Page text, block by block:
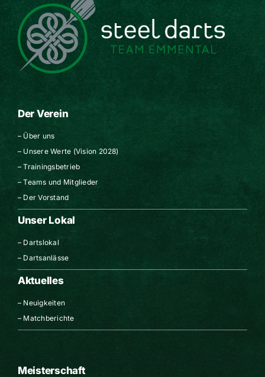
Der Verein
– Über uns
– Unsere Werte (Vision 2028)
–Trainingsbetrieb
–Teams und Mitglieder
– Der Vorstand
Unser Lokal
– Dartslokal
– Dartsanlässe
Aktuelles
– Neuigkeiten
– Matchberichte
Meisterschaft